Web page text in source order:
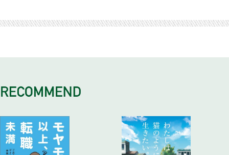
る／
マネジメントは習慣・知恵・心構えである
キャリアの広い定義／広く効いてくる「上司マネジメント」
がマネジメント／
５ 「フォロワーシップ」という考え方
フォロワーシップの五つのタイプ／志の高いゴマすり・志の低
いゴマすり
グ」する／
読解力は上司のあいまいな点と点をつなぐこと／設問力で上司
３ 上司の「ＮＯ」を再考してみる
４ 色メガネではなく虫メガネを
いだ上司の表情を見たことがあるか
５ 出張のお供時間を活用しよう
職業人の一先輩・一後輩として
見えることは上司も気持ちいい／
いい意味で目立つ
それは「反省」ですか？ 「言い訳」ですか？／すべての仕事
開いて・選択肢を考えて・閉じる／四つのまずい質問パターン
突然の上司の残業依頼に対して／その出来事ではなく、信念が
感情を引き起こす／
自分の「べき」論をどうコントロールするか
ルまで信頼を置いているか／
「頭の切れる」部下の勘違い
上司・部下の関係タイプ分け／親分・子分関係の問題／どんな
上司と部下の口論は親子げんかにも似て／二点より三点が安定
４ 返事とお礼は最優先
平素の挨拶に込められた未知のパワー／上司のテンポ・部下の
テンポ／スマートな上司の褒め方
上司を孤立させない配慮
２ 上司に育ててもらう、上司から育つ「場」を与えてもらう
３ 飲ミュニケーションの功罪
直属上司以外にセカンド・オピニオンを求める
／
大目的の下では「負けるが勝ち」でいい
あいつの話は正論だが聞き入れたくないという心情／上司の発
自分の生み出した仕事に値段が付きますか／ストレスを肥やし
４ 仕事意識をラテン化しよう
楽天主義は身を救う／仕事をポジティブに拡大解釈する／ 仕
事は「ゲーム」だ／
目的に向かうイメージは力を生む／「プル」の力で困難も楽し
みに変える／
２ 「守・破・離」～上司を乗り越えよう
イエスマンという才能は再現性に乏しい／組織の下僕か、自由
４ 「志力」格差の時代
多方面に進む世の中の二極化／五年後には悲喜こもごもの差が
／